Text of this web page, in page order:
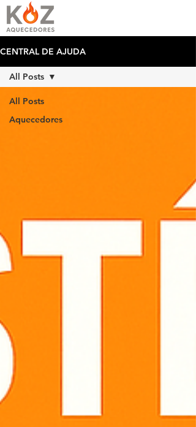
CENTRAL DE AJUDA
All Posts
Aquecedores
All Posts